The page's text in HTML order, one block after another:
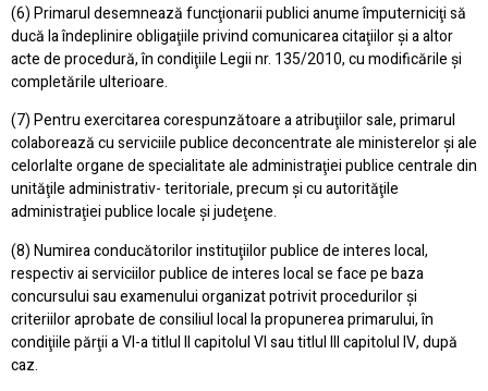
(6) Primarul desemnează funcţionarii publici anume împuterniciţi să
ducă la îndeplinire obligaţiile privind comunicarea citaţiilor şi a altor
acte de procedură, în condiţiile Legii nr. 135/2010, cu modificările şi
completările ulterioare.
(7) Pentru exercitarea corespunzătoare a atribuţiilor sale, primarul
colaborează cu serviciile publice deconcentrate ale ministerelor şi ale
celorlalte organe de specialitate ale administraţiei publice centrale din
unităţile administrativ- teritoriale, precum şi cu autorităţile
administraţiei publice locale şi judeţene.
(8) Numirea conducătorilor instituţiilor publice de interes local,
respectiv ai serviciilor publice de interes local se face pe baza
concursului sau examenului organizat potrivit procedurilor şi
criteriilor aprobate de consiliul local la propunerea primarului, în
condiţiile părţii a VI-a titlul II capitolul VI sau titlul III capitolul IV, după
caz.